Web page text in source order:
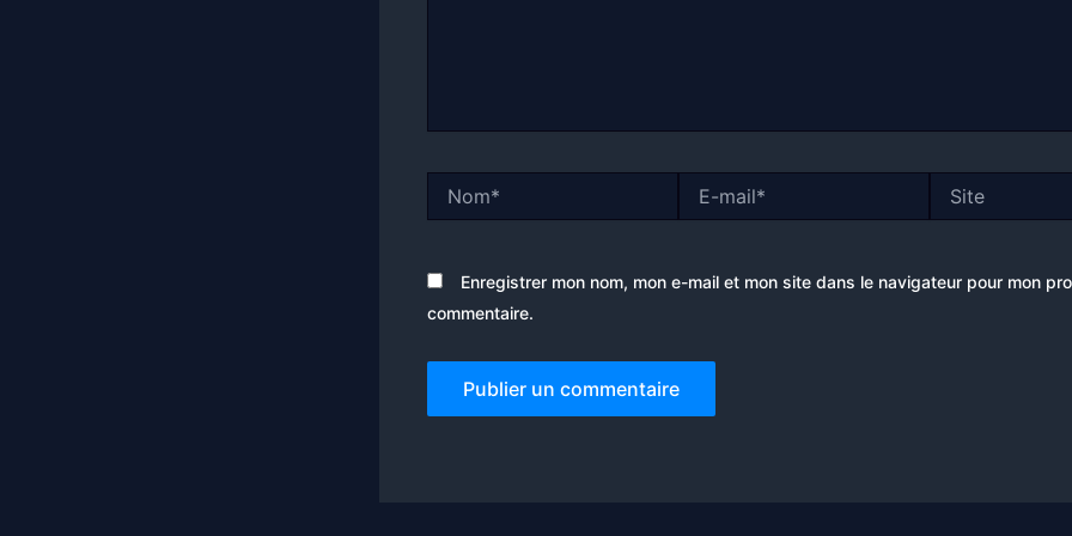
mail*
Enregistrer mon nom, mon e-mail et mon site dans le navigateur pour mon
commentaire.